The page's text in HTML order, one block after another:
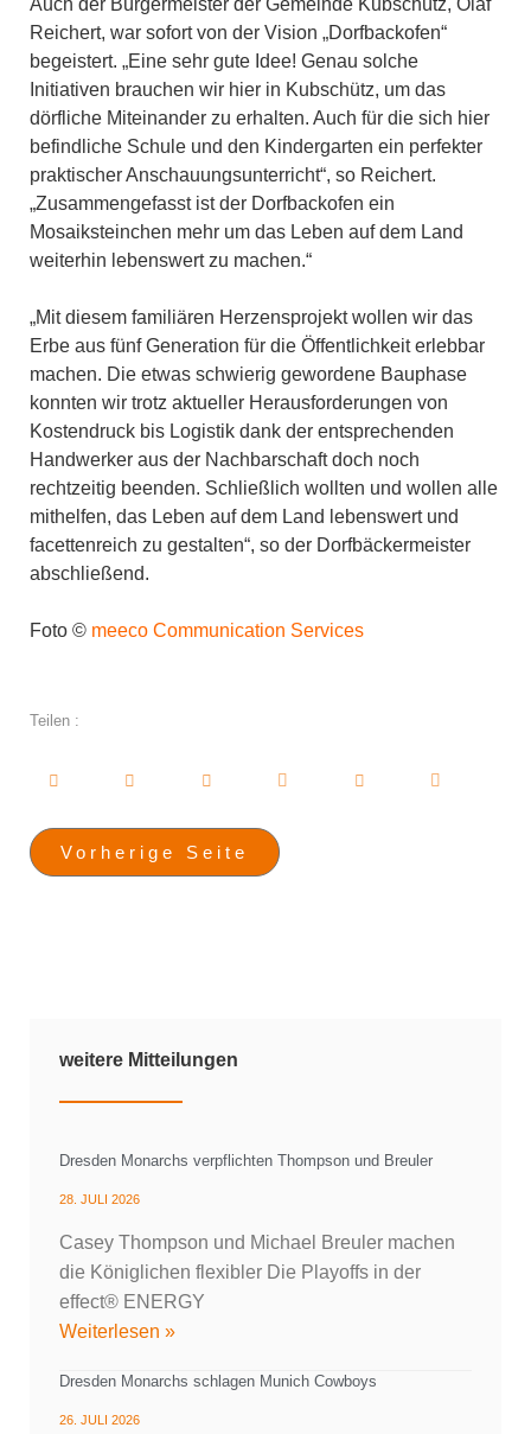
Reichert, war sofort von der Vision „Dorfbackofen“
begeistert. „Eine sehr gute Idee! Genau solche
Initiativen brauchen wir hier in Kubschütz, um das
dörfliche Miteinander zu erhalten. Auch für die sich hier
befindliche Schule und den Kindergarten ein perfekter
praktischer Anschauungsunterricht“, so Reichert.
„Zusammengefasst ist der Dorfbackofen ein
Mosaiksteinchen mehr um das Leben auf dem Land
weiterhin lebenswert zu machen.“
„Mit diesem familiären Herzensprojekt wollen wir das
Erbe aus fünf Generation für die Öffentlichkeit erlebbar
machen. Die etwas schwierig gewordene Bauphase
konnten wir trotz aktueller Herausforderungen von
Kostendruck bis Logistik dank der entsprechenden
Handwerker aus der Nachbarschaft doch noch
rechtzeitig beenden. Schließlich wollten und wollen alle
mithelfen, das Leben auf dem Land lebenswert und
facettenreich zu gestalten“, so der Dorfbäckermeister
abschließend.
Foto © meeco Communication Services
Teilen :
Vorherige Seite
weitere Mitteilungen
Dresden Monarchs verpflichten Thompson und Breuler
28. JULI 2026
Casey Thompson und Michael Breuler machen
die Königlichen flexibler Die Playoffs in der
effect® ENERGY
Weiterlesen »
Dresden Monarchs schlagen Munich Cowboys
26. JULI 2026